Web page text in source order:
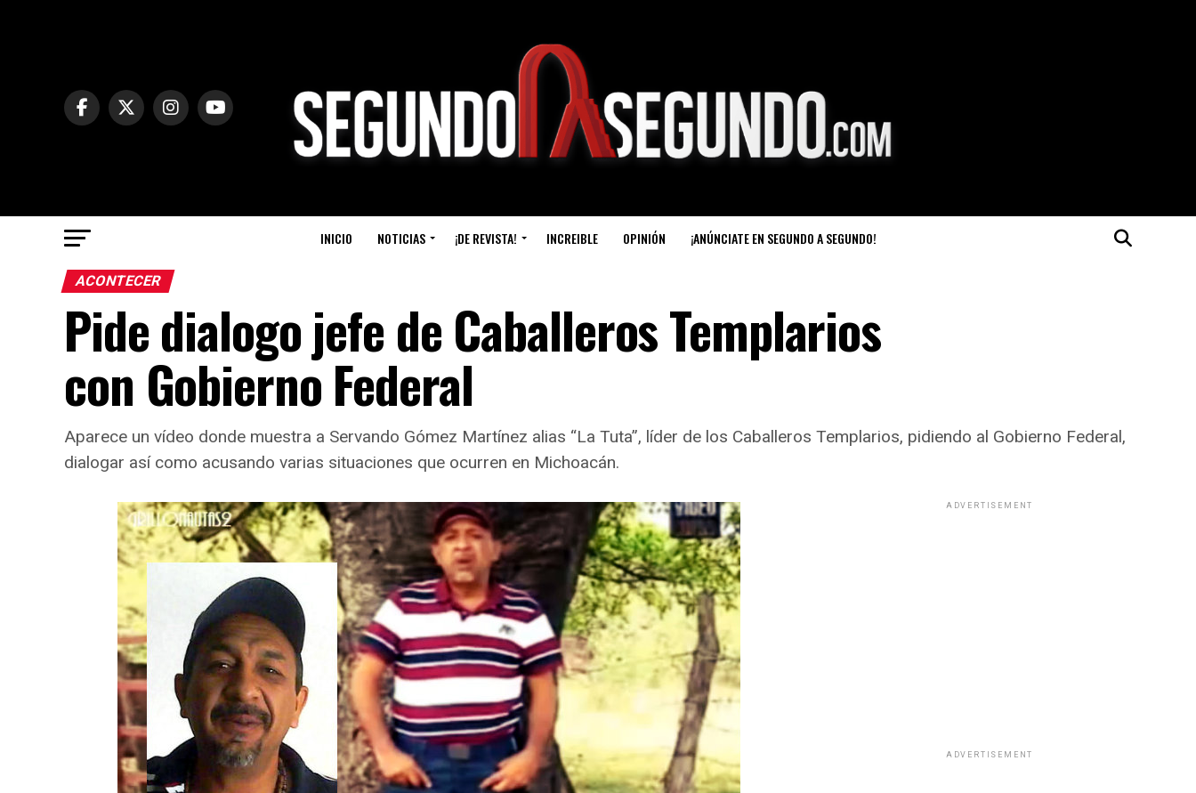
INICIO NOTICIAS ¡DE REVISTA! INCREIBLE OPINIÓN ¡ANÚNCIATE EN SEGUNDO A SEGUNDO!
ACONTECER
Pide dialogo jefe de Caballeros Templarios
con Gobierno Federal
Aparece un vídeo donde muestra a Servando Gómez Martínez alias “La Tuta”, líder de los Caballeros Templarios, pidiendo al Gobierno Federal,
dialogar así como acusando varias situaciones que ocurren en Michoacán.
ADVERTISEMENT
ADVERTISEMENT